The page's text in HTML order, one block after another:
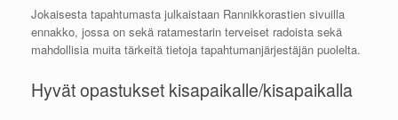
Jokaisesta tapahtumasta julkaistaan Rannikkorastien sivuilla
ennakko, jossa on sekä ratamestarin terveiset radoista sekä
mahdollisia muita tärkeitä tietoja tapahtumanjärjestäjän puolelta.
Hyvät opastukset kisapaikalle/kisapaikalla